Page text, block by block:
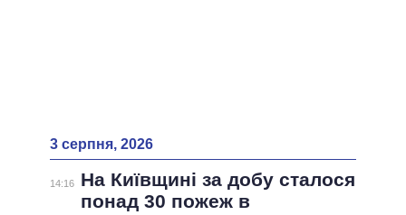
3 серпня, 2026
14:16
На Київщині за добу сталося
понад 30 пожеж в